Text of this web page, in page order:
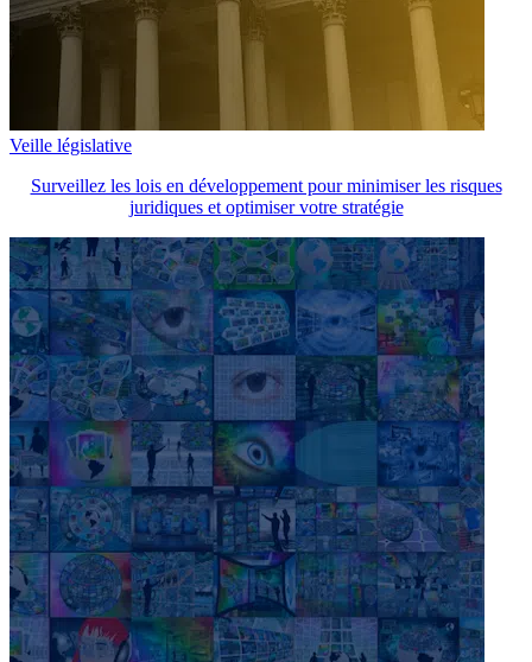
Veille législative
Surveillez les lois en développement pour minimiser les risques
juridiques et optimiser votre stratégie